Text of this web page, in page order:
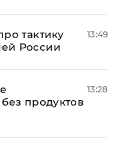
тактику
России
13:49
продуктов
13:28